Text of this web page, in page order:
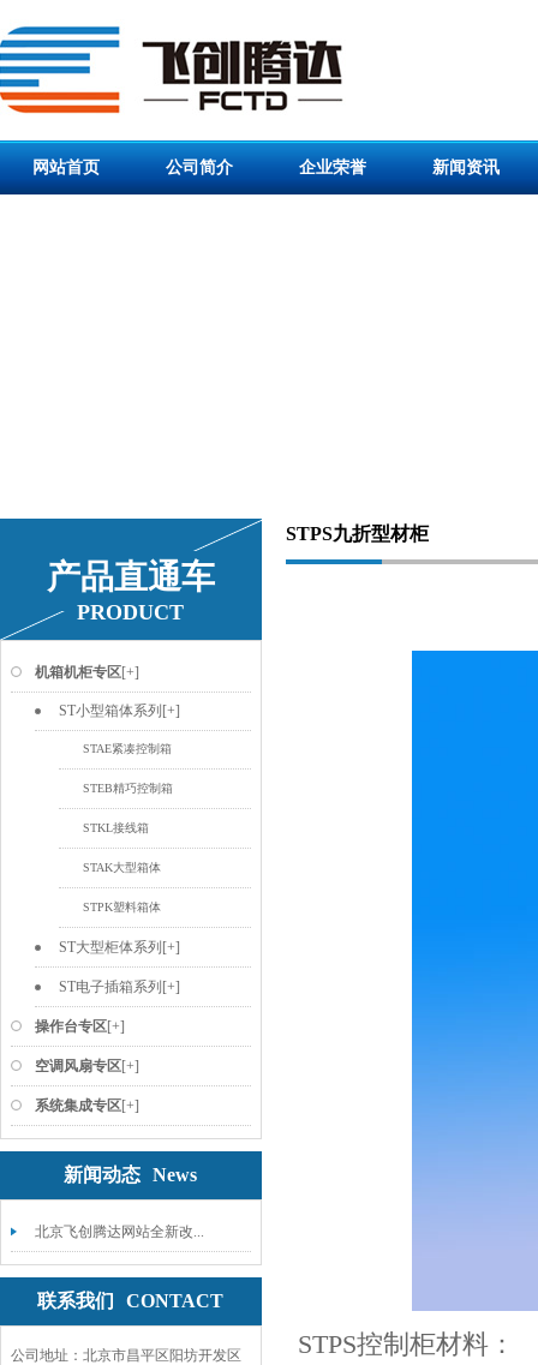
网站首页 公司简介 企业荣誉 新闻资讯
产品直通车
PRODUCT
机箱机柜专区[+]
ST小型箱体系列 [+]
STAE紧凑控制箱
STEB精巧控制箱
STKL接线箱
STAK大型箱体
STPK塑料箱体
ST大型柜体系列 [+]
ST电子插箱系列 [+]
操作台专区[+]
空调风扇专区[+]
系统集成专区[+]
新闻动态 News
北京飞创腾达网站全新改...
联系我们 CONTACT
公司地址：北京市昌平区阳坊开发区
STPS九折型材柜
STPS控制柜材料：